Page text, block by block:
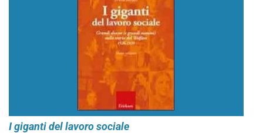
I giganti del lavoro sociale